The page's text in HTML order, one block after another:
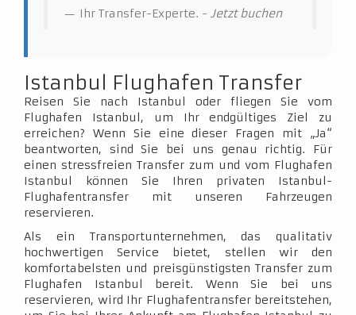
Ihr Transfer-Experte. - Jetzt buchen
Istanbul Flughafen Transfer
Reisen Sie nach Istanbul oder fliegen Sie vom
Flughafen Istanbul, um Ihr endgültiges Ziel zu
erreichen? Wenn Sie eine dieser Fragen mit „Ja“
beantworten, sind Sie bei uns genau richtig. Für
einen stressfreien Transfer zum und vom Flughafen
Istanbul können Sie Ihren privaten Istanbul-
Flughafentransfer mit unseren Fahrzeugen
reservieren.
Als ein Transportunternehmen, das qualitativ
hochwertigen Service bietet, stellen wir den
komfortabelsten und preisgünstigsten Transfer zum
Flughafen Istanbul bereit. Wenn Sie bei uns
reservieren, wird Ihr Flughafentransfer bereitstehen,